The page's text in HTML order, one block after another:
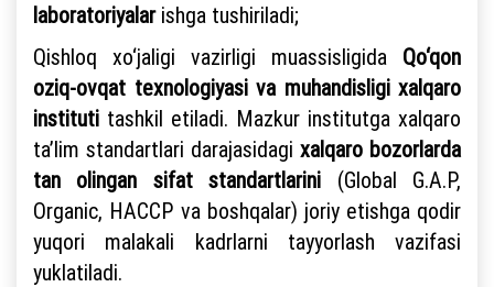
laboratoriyalarishga tushiriladi;
Qishloq xo‘jaligi vazirligi muassisligida Qo‘qon
oziq-ovqat texnologiyasi va muhandisligi xalqaro
instituti tashkil etiladi. Mazkur institutga xalqaro
ta’lim standartlari darajasidagi xalqaro bozorlarda
tan olingan sifat standartlarini (Global G.A.P,
Organic, HACCP va boshqalar) joriy etishga qodir
yuqori malakali kadrlarni tayyorlash vazifasi
yuklatiladi.